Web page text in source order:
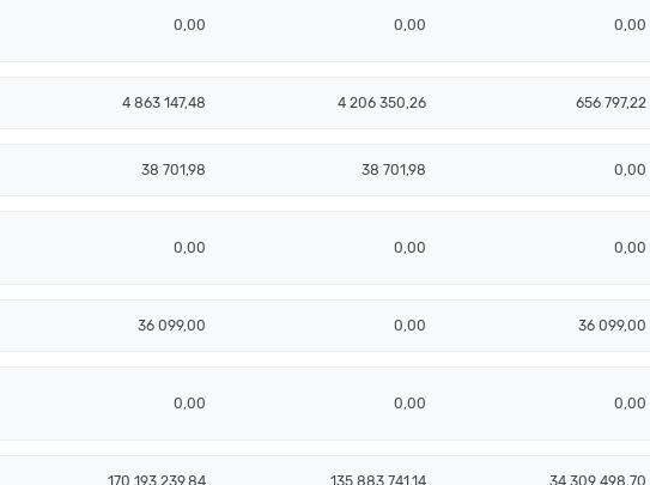
0,00 0,00 0,00
4 863 147,48 4 206 350,26 656 797,22
38 701,98 38 701,98 0,00
0,00 0,00 0,00
36 099,00 0,00 36 099,00
0,00 0,00 0,00
170 193 239,84 135 883 741,14 34 309 498,70